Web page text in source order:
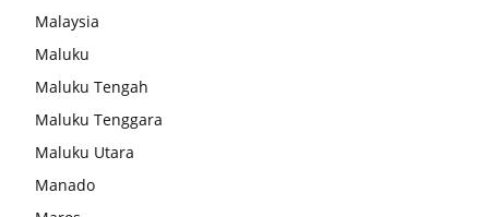
Malaysia
Maluku
Maluku Tengah
Maluku Tenggara
Maluku Utara
Manado